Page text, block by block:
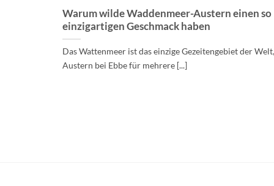
Warum wilde Waddenmeer-Austern einen so
einzigartigen Geschmack haben
Das Wattenmeer ist das einzige Gezeitengebiet der
Austern bei Ebbe für mehrere [...]